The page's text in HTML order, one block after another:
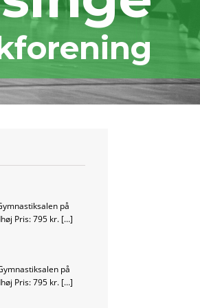
på
Pris: 795 kr. […]
på
Pris: 795 kr. […]